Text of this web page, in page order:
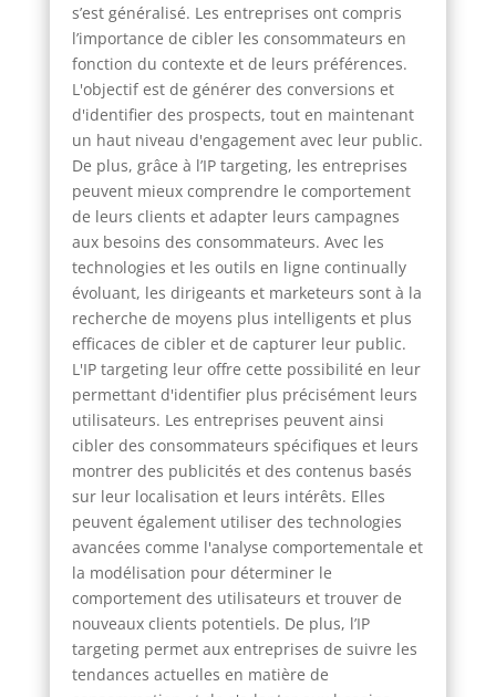
s’est généralisé. Les entreprises ont compris
l’importance de cibler les consommateurs en
fonction du contexte et de leurs préférences.
L'objectif est de générer des conversions et
d'identifier des prospects, tout en maintenant
un haut niveau d'engagement avec leur public.
De plus, grâce à l’IP targeting, les entreprises
peuvent mieux comprendre le comportement
de leurs clients et adapter leurs campagnes
aux besoins des consommateurs. Avec les
technologies et les outils en ligne continually
évoluant, les dirigeants et marketeurs sont à la
recherche de moyens plus intelligents et plus
efficaces de cibler et de capturer leur public.
L'IP targeting leur offre cette possibilité en leur
permettant d'identifier plus précisément leurs
utilisateurs. Les entreprises peuvent ainsi
cibler des consommateurs spécifiques et leurs
montrer des publicités et des contenus basés
sur leur localisation et leurs intérêts. Elles
peuvent également utiliser des technologies
avancées comme l'analyse comportementale et
la modélisation pour déterminer le
comportement des utilisateurs et trouver de
nouveaux clients potentiels. De plus, l’IP
targeting permet aux entreprises de suivre les
tendances actuelles en matière de